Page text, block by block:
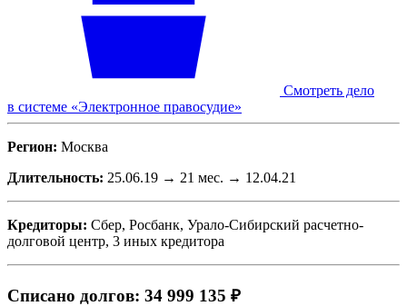
Смотреть дело
в системе «Электронное правосудие»
Регион: Москва
Длительность: 25.06.19 → 21 мес. → 12.04.21
Кредиторы: Сбер, Росбанк, Урало-Сибирский расчетно-
долговой центр, 3 иных кредитора
Списано долгов: 34 999 135 ₽